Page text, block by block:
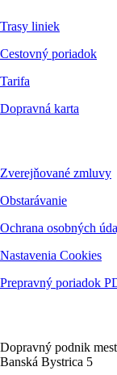
Trasy liniek
Cestovný poriadok
Tarifa
Dopravná karta
Zverejňované zmluvy
Obstarávanie
Ochrana osobných
Nastavenia Cookies
Prepravný poriadok
Dopravný podnik
Banská Bystrica 5